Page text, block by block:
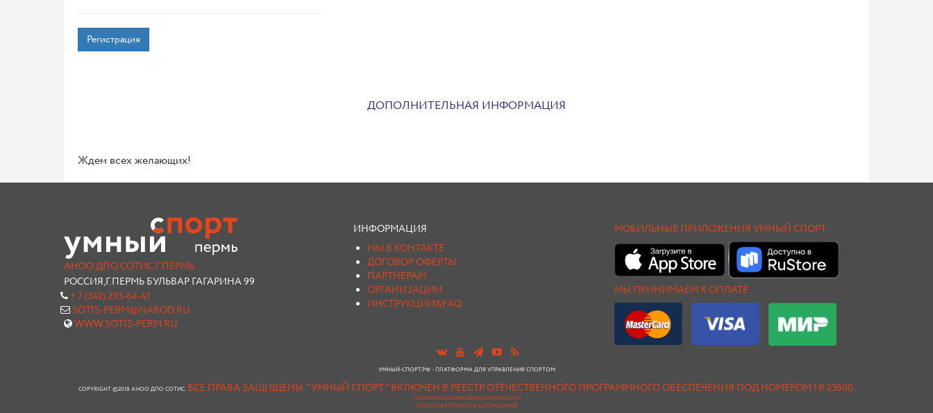
Регистрация
ДОПОЛНИТЕЛЬНАЯ ИНФОРМАЦИЯ
Ждем всех желающих!
АНОО ДПО СОТИС Г.ПЕРМЬ
РОССИЯ,Г.ПЕРМЬ БУЛЬВАР ГАГАРИНА 99
+ 7 (342) 293-64-41
SOTIS-PERM@NAROD.RU
WWW.SOTIS-PERM.RU
ИНФОРМАЦИЯ
МЫ В КОНТАКТЕ
ДОГОВОР ОФЕРТЫ
ПАРТНЕРАМ
ОРГАНИЗАЦИИ
ИНСТРУКЦИИ&FAQ
МОБИЛЬНЫЕ ПРИЛОЖЕНИЯ УМНЫЙ СПОРТ
МЫ ПРИНИМАЕМ К ОПЛАТЕ
УМНЫЙ-СПОРТ.РФ - ПЛАТФОРМА ДЛЯ УПРАВЛЕНИЯ СПОРТОМ
COPYRIGHT ©2018 АНОО ДПО СОТИС. ВСЕ ПРАВА ЗАЩИЩЕНЫ."УМНЫЙ СПОРТ " ВКЛЮЧЕН В РЕЕСТР ОТЕЧЕСТВЕННОГО ПРОГРАММНОГО ОБЕСПЕЧЕНИЯ ПОД НОМЕРОМ № 23600.
ПОЛИТИКА КОНФИДЕНЦИАЛЬНОСТИ
ПОЛЬЗОВАТЕЛЬСКОЕ СОГЛАШЕНИЕ